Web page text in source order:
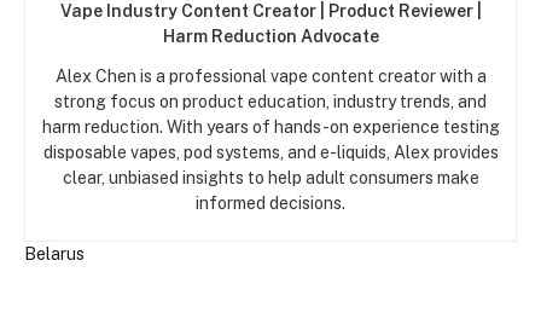
Vape Industry Content Creator | Product Reviewer |
Harm Reduction Advocate
Alex Chen is a professional vape content creator with a
strong focus on product education, industry trends, and
harm reduction. With years of hands-on experience testing
disposable vapes, pod systems, and e-liquids, Alex provides
clear, unbiased insights to help adult consumers make
informed decisions.
Belarus